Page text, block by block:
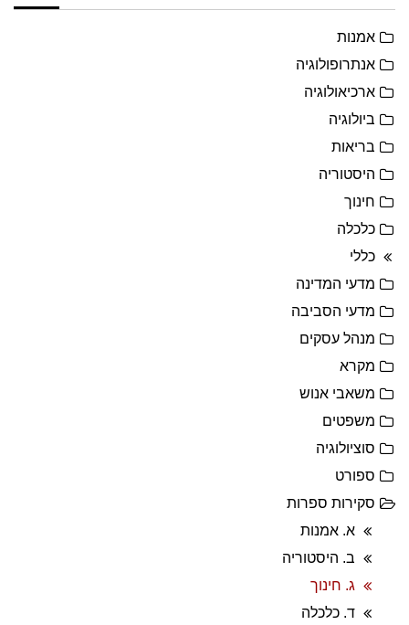
אמנות
אנתרופולוגיה
ארכיאולוגיה
ביולוגיה
בריאות
היסטוריה
חינוך
כלכלה
כללי
מדעי המדינה
מדעי הסביבה
מנהל עסקים
מקרא
משאבי אנוש
משפטים
סוציולוגיה
ספורט
סקירות ספרות
א. אמנות
ב. היסטוריה
ג. חינוך
ד. כלכלה